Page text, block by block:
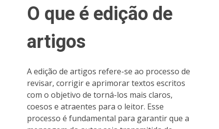
O que é edição de
artigos
A edição de artigos refere-se ao processo de
revisar, corrigir e aprimorar textos escritos
com o objetivo de torná-los mais claros,
coesos e atraentes para o leitor. Esse
processo é fundamental para garantir que a